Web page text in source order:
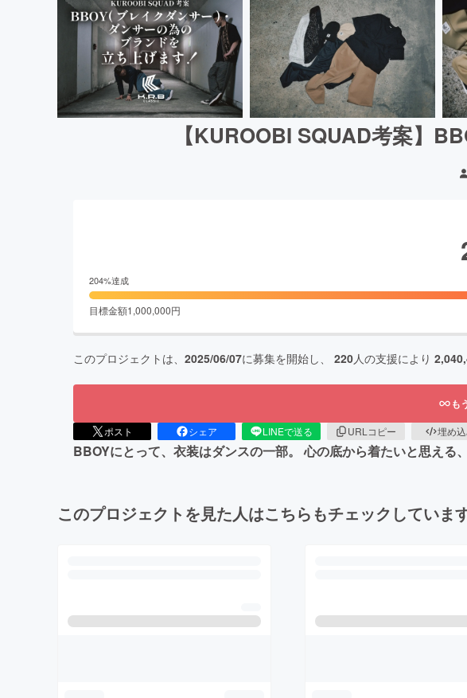
【KUROOBI SQUAD考案】
204%達成
目標金額1,000,000円
このプロジェクトは、 2025/06/07に募集を開始し、 220人の支援により
も
ポスト シェア LINEで送る URLコピー 埋め
BBOYにとって、衣装はダンスの一部。 心の底から着たいと思える
このプロジェクトを見た人はこちらもチェックしていま